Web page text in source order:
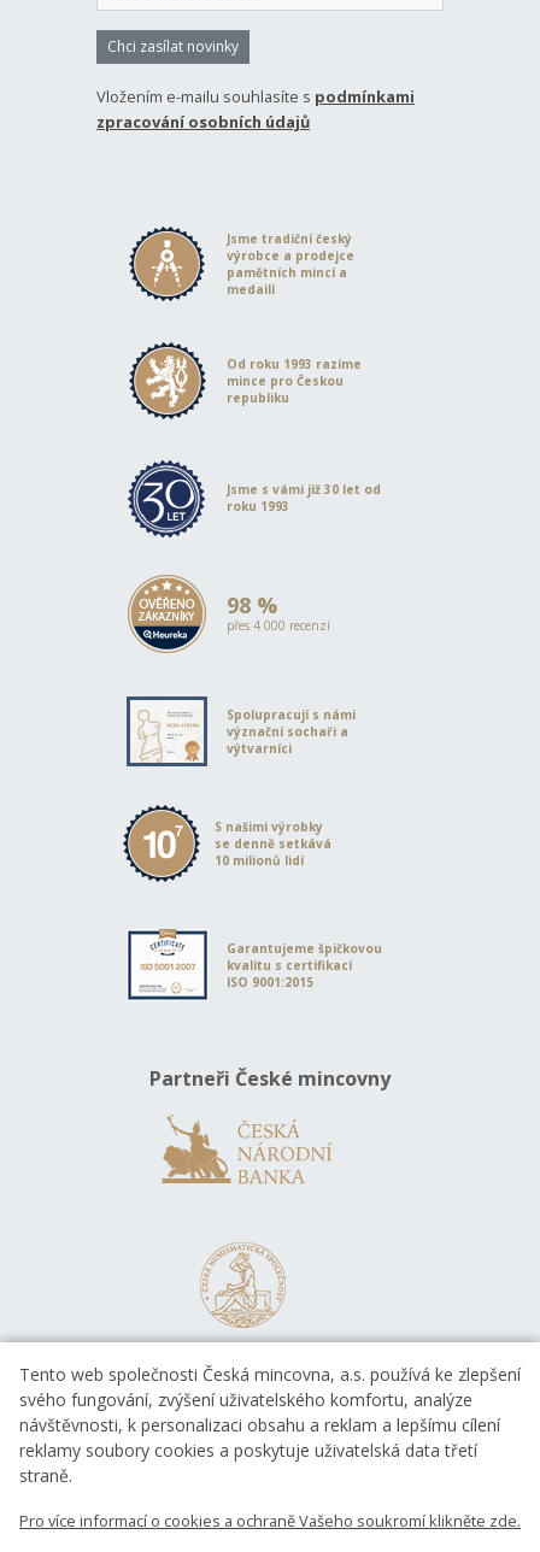
Chci zasílat novinky
Vložením e-mailu souhlasíte s podmínkami
zpracování osobních údajů
Jsme tradiční český
výrobce a prodejce
pamětních mincí a
medailí
Od roku 1993 razíme
mince pro Českou
republiku
Jsme s vámi již 30 let od
roku 1993
98 %
přes 4 000 recenzí
Spolupracují s námi
význační sochaři a
výtvarníci
S našimi výrobky
se denně setkává
10 milionů lidí
Garantujeme špičkovou
kvalitu s certifikací
ISO 9001:2015
Partneři České mincovny
EVROPSKÁ UNIE
Evropský fond pro regionální rozvoj
Tento web společnosti Česká mincovna, a.s. používá ke zlepšení
svého fungování, zvýšení uživatelského komfortu, analýze
návštěvnosti, k personalizaci obsahu a reklam a lepšímu cílení
reklamy soubory cookies a poskytuje uživatelská data třetí
straně.
Pro více informací o cookies a ochraně Vašeho soukromí klikněte zde.